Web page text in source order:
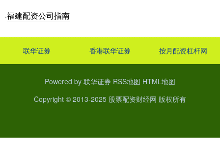
·福建配资公司指南
联华证券 香港联华证券 按月配资杠杆网
Powered by 联华证券 RSS地图 HTML地图
Copyright © 2013-2025 股票配资财经网 版权所有